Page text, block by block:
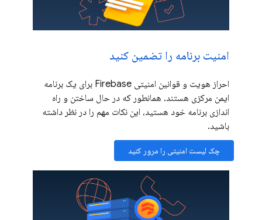
امنیت برنامه را تضمین کنید
احراز هویت و قوانین امنیتی Firebase برای یک برنامه
ایمن مرکزی هستند. همانطور که در حال ساختن و راه
اندازی برنامه خود هستید، این نکات مهم را در نظر داشته
باشید.
چک لیست امنیتی را مرور کنید